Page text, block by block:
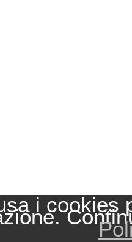
i cookies